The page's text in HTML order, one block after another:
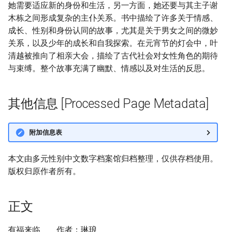
她需要适应新的身份和生活，另一方面，她还要与其主子谢
木栋之间形成复杂的主仆关系。书中描绘了许多关于情感、
成长、性别和身份认同的故事，尤其是关于男女之间的微妙
关系，以及少年的成长和自我探索。在元宵节的灯会中，叶
清越被推向了相亲大会，描绘了古代社会对女性角色的期待
与束缚。整个故事充满了幽默、情感以及对生活的反思。
其他信息 [Processed Page Metadata]
附加信息表
本文由多元性别中文数字档案馆归档整理，仅供存档使用。
版权归原作者所有。
正文
有福来临 作者：琳琅